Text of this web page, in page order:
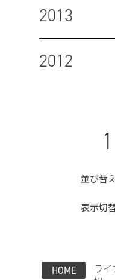
2013
2012
1
並び替
表示切
HOME
ラ